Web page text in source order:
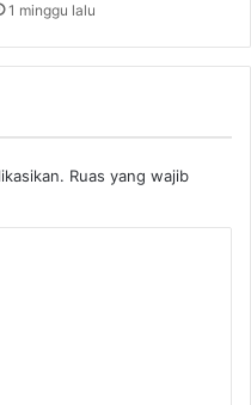
1 minggu lalu
Ruas yang wajib